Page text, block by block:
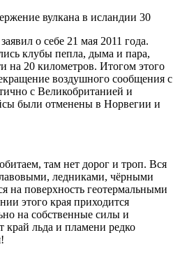
о себе 21 мая 2011 года.
клубы пепла, дыма и пара,
на 20 километров. Итогом этого
воздушного сообщения с
с Великобританией и
были отменены в Норвегии и
там нет дорог и троп. Вся
ледниками, чёрными
поверхность геотермальными
этого края приходится
на собственные силы и
край льда и пламени редко